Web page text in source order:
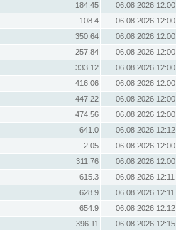
184.45
06.08.2026 12:00
108.4
06.08.2026 12:00
350.64
06.08.2026 12:00
257.84
06.08.2026 12:00
333.12
06.08.2026 12:00
416.06
06.08.2026 12:00
447.22
06.08.2026 12:00
474.56
06.08.2026 12:00
641.0
06.08.2026 12:12
2.05
06.08.2026 12:00
311.76
06.08.2026 12:00
615.3
06.08.2026 12:11
628.9
06.08.2026 12:11
654.9
06.08.2026 12:12
396.11 06.08.2026 12:15